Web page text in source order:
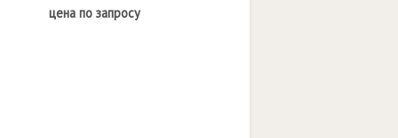
цена по запросу